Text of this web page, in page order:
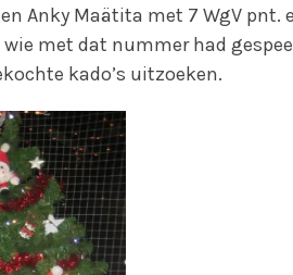
Anky Maätita met 7 WgV pnt.
met dat nummer had
kado’s uitzoeken.